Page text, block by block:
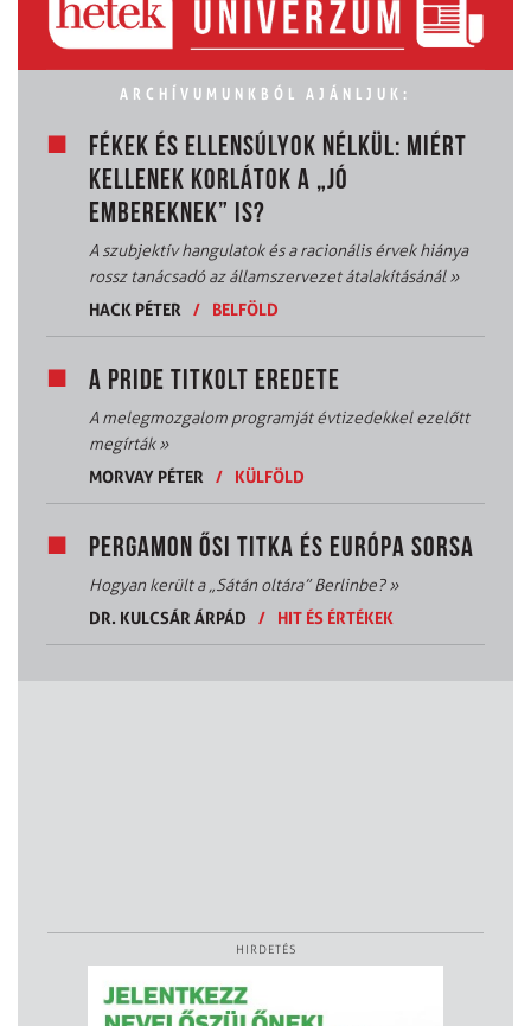
ARCHÍVUMUNKBÓL AJÁNLJUK:
FÉKEK ÉS ELLENSÚLYOK NÉLKÜL: MIÉRT
KELLENEK KORLÁTOK A „JÓ
EMBEREKNEK” IS?
A szubjektív hangulatok és a racionális érvek hiánya
rossz tanácsadó az államszervezet átalakításánál»
HACK PÉTER
/ BELFÖLD
A PRIDE TITKOLT EREDETE
A melegmozgalom programját évtizedekkel ezelőtt
megírták»
MORVAY PÉTER
/ KÜLFÖLD
PERGAMON ŐSI TITKA ÉS EURÓPA SORSA
Hogyan került a „Sátán oltára” Berlinbe?»
DR. KULCSÁR ÁRPÁD
/ HIT ÉS ÉRTÉKEK
HIRDETÉS